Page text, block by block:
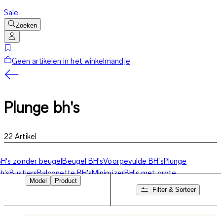
Sale
Zoeken
Geen artikelen in het winkelmandje
Plunge bh's
22 Artikel
zonder beugelBeugel BH'sVoorgevulde BH'sPlunge
BustiersBalconette BH'sMinimizerBH's met grote
Multipacks
Model
Product
Filter & Sorteer